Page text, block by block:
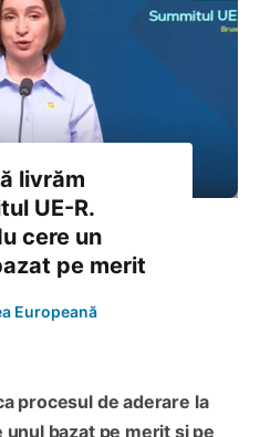
livrăm
UE-R.
cere un
pe merit
Europeană
procesul de aderare la
unul bazat pe merit și pe